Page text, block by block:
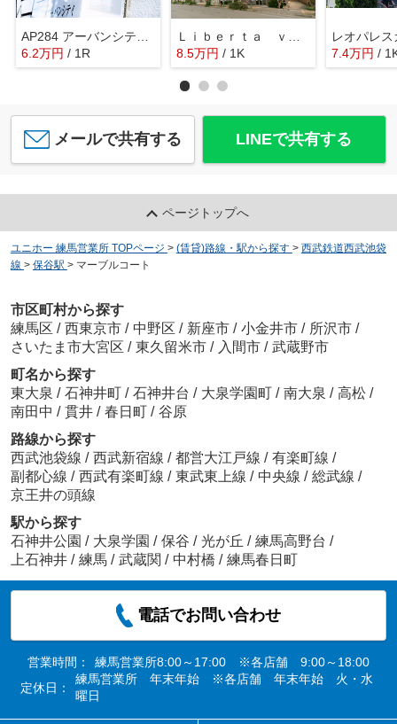
AP284 アーバンシティ 201
6.2万円 / 1R
Ｌｉｂｅｒｔａ ｖｉｌｌａ
8.5万円 / 1K 7.4万円 /
メールで共有する LINEで共有する
ページトップへ
ユニホー 練馬営業所 TOPページ > (賃貸)路線・駅から探す > 西武鉄道西武池袋
線 > 保谷駅 > マーブルコート
市区町村から探す
練馬区 / 西東京市 / 中野区 / 新座市 / 小金井市 / 所沢市 /
さいたま市大宮区 / 東久留米市 / 入間市 / 武蔵野市
町名から探す
東大泉 / 石神井町 / 石神井台 / 大泉学園町 / 南大泉 / 高松 /
南田中 / 貫井 / 春日町 / 谷原
路線から探す
西武池袋線 / 西武新宿線 / 都営大江戸線 / 有楽町線 /
副都心線 / 西武有楽町線 / 東武東上線 / 中央線 / 総武線 /
京王井の頭線
駅から探す
石神井公園 / 大泉学園 / 保谷 / 光が丘 / 練馬高野台 /
上石神井 / 練馬 / 武蔵関 / 中村橋 / 練馬春日町
電話でお問い合わせ
営業時間：
練馬営業所8:00～17:00 ※各店舗 9:00～18:00
定休日：
練馬営業所 年末年始 ※各店舗 年末年始 火・水
曜日